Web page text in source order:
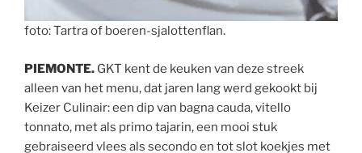
foto: Tartra of boeren-sjalottenflan.
PIEMONTE. GKT kent de keuken van deze streek
alleen van het menu, dat jaren lang werd gekookt bij
Keizer Culinair: een dip van bagna cauda, vitello
tonnato, met als primo tajarin, een mooi stuk
gebraiseerd vlees als secondo en tot slot koekjes met